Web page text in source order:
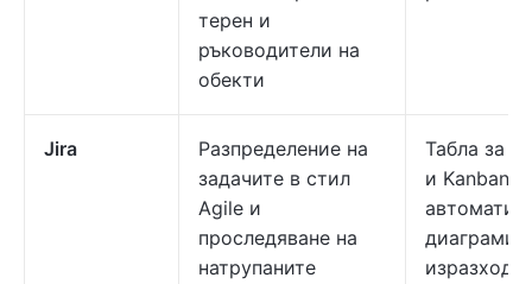
терен и
ръководители на
обекти
Jira
Разпределение на
задачите в стил
Agile и
проследяване на
натрупаните
Табла за
и Kanban,
диаграми